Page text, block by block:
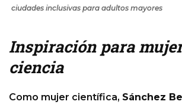
ciudades inclusivas para adultos mayores
Inspiración para
ciencia
Como mujer científica, Sánchez